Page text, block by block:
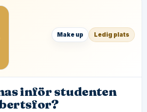
Make up Ledig plats
inför studenten